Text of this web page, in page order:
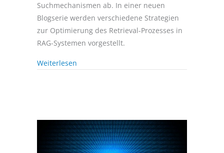
Suchmechanismen ab. In einer neuen
Blogserie werden verschiedene Strategien
zur Optimierung des Retrieval-Prozesses in
RAG-Systemen vorgestellt.
Weiterlesen